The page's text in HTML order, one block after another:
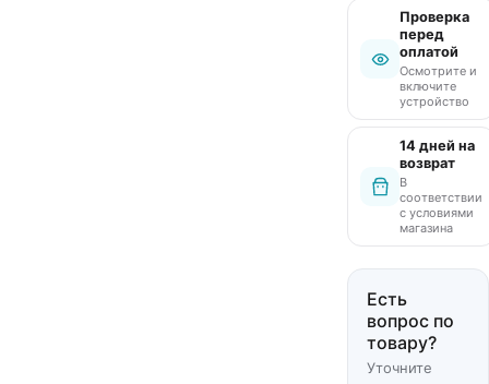
Проверка
перед
оплатой
Осмотрите и
включите
устройство
14 дней на
возврат
В
соответствии
с условиями
магазина
Есть
вопрос по
товару?
Уточните